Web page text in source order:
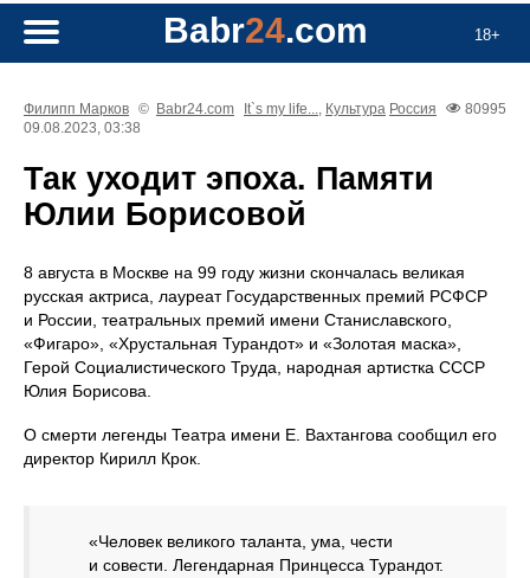
18+
Babr24.com
Филипп Марков © Babr24.com It`s my life..., Культура Россия
80995
09.08.2023, 03:38
Так уходит эпоха. Памяти
Юлии Борисовой
8 августа в Москве на 99 году жизни скончалась великая
русская актриса, лауреат Государственных премий РСФСР
и России, театральных премий имени Станиславского,
«Фигаро», «Хрустальная Турандот» и «Золотая маска»,
Герой Социалистического Труда, народная артистка СССР
Юлия Борисова.
О смерти легенды Театра имени Е. Вахтангова сообщил его
директор Кирилл Крок.
«Человек великого таланта, ума, чести
и совести. Легендарная Принцесса Турандот.